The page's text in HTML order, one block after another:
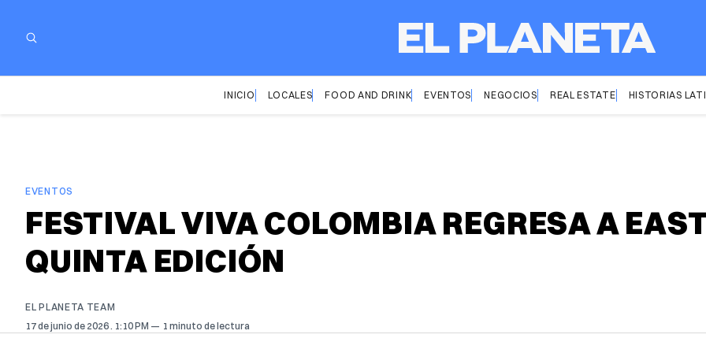
INICIO LOCALES FOOD AND DRINK EVENTOS NEGOCIOS REAL ESTATE HISTORIAS
EVENTOS
FESTIVAL VIVA COLOMBIA REGRESA A
QUINTA EDICIÓN
EL PLANETA TEAM
17 de junio de 2026 . 1:10 PM 1 minuto de lectura